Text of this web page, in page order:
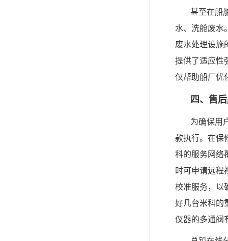
甚至在船
水、洗舱废水
废水处理设施
提供了适应性
仅帮助船厂优
四、售
为确保用
款执行。在保
科的服务网络
时可申请远程
校准服务，以
好几台米科的
仪器的多通阀